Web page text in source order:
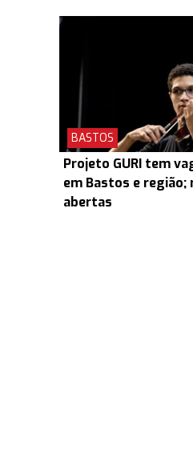
BASTOS
Projeto GURI tem
em Bastos e
abertas